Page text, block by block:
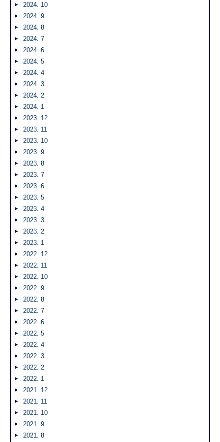
2024. 10
2024. 9
2024. 8
2024. 7
2024. 6
2024. 5
2024. 4
2024. 3
2024. 2
2024. 1
2023. 12
2023. 11
2023. 10
2023. 9
2023. 8
2023. 7
2023. 6
2023. 5
2023. 4
2023. 3
2023. 2
2023. 1
2022. 12
2022. 11
2022. 10
2022. 9
2022. 8
2022. 7
2022. 6
2022. 5
2022. 4
2022. 3
2022. 2
2022. 1
2021. 12
2021. 11
2021. 10
2021. 9
2021. 8